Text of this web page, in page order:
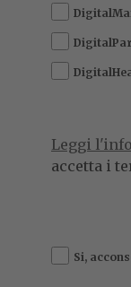
Leggi
accetta i
Si,